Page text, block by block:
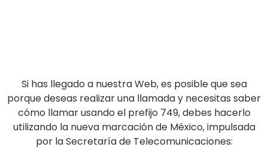
Si has llegado a nuestra Web, es posible que sea
porque deseas realizar una llamada y necesitas saber
cómo llamar usando el prefijo 749, debes hacerlo
utilizando la nueva marcación de México, impulsada
por la Secretaría de Telecomunicaciones: